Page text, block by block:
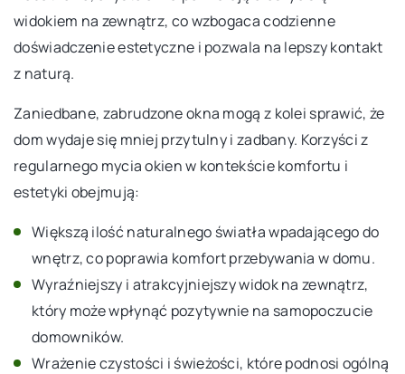
widokiem na zewnątrz, co wzbogaca codzienne
doświadczenie estetyczne i pozwala na lepszy kontakt
z naturą.
Zaniedbane, zabrudzone okna mogą z kolei sprawić, że
dom wydaje się mniej przytulny i zadbany. Korzyści z
regularnego mycia okien w kontekście komfortu i
estetyki obejmują:
Większą ilość naturalnego światła wpadającego do
wnętrz, co poprawia komfort przebywania w domu.
Wyraźniejszy i atrakcyjniejszy widok na zewnątrz,
który może wpłynąć pozytywnie na samopoczucie
domowników.
Wrażenie czystości i świeżości, które podnosi ogólną